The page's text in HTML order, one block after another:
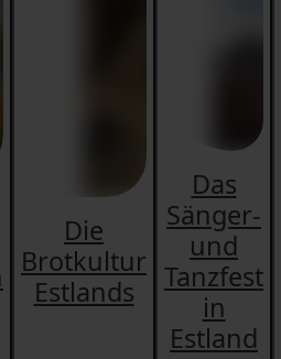
Die
Brotkultur
Estlands
Das
Sänger-
und
Tanzfest
in
Estland